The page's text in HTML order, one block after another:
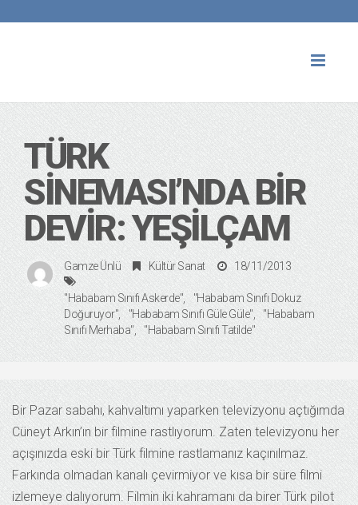
TÜRK
SINEMASI’NDA BIR
DEVIR: YEŞILÇAM
Gamze Ünlü Kültür Sanat 18/11/2013
"Hababam Sınıfı Askerde"
"Hababam Sınıfı Dokuz
Doğuruyor"
"Hababam Sınıfı Güle Güle"
"Hababam
Sınıfı Merhaba"
"Hababam Sınıfı Tatilde"
Bir Pazar sabahı, kahvaltımı yaparken televizyonu açtığımda
Cüneyt Arkın’ın bir filmine rastlıyorum. Zaten televizyonu her
açışınızda eski bir Türk filmine rastlamanız kaçınılmaz.
Farkında olmadan kanalı çevirmiyor ve kısa bir süre filmi
izlemeye dalıyorum. Filmin iki kahramanı da birer Türk pilot